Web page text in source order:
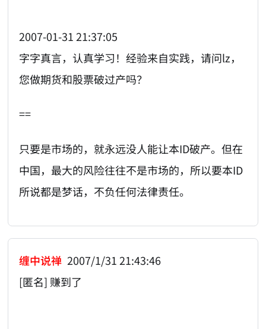
2007-01-31 21:37:05
字字真言，认真学习！经验来自实践，请问lz，
您做期货和股票破过产吗？
==
只要是市场的，就永远没人能让本ID破产。但在
中国，最大的风险往往不是市场的，所以要本ID
所说都是梦话，不负任何法律责任。
缠中说禅 2007/1/31 21:43:46
[匿名] 赚到了